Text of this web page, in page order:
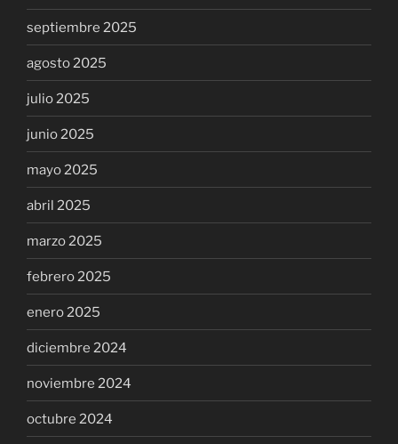
septiembre 2025
agosto 2025
julio 2025
junio 2025
mayo 2025
abril 2025
marzo 2025
febrero 2025
enero 2025
diciembre 2024
noviembre 2024
octubre 2024